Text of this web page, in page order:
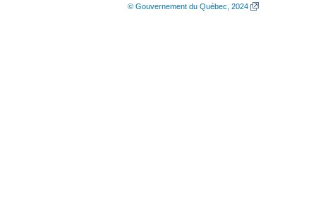
© Gouvernement du Québec, 2024